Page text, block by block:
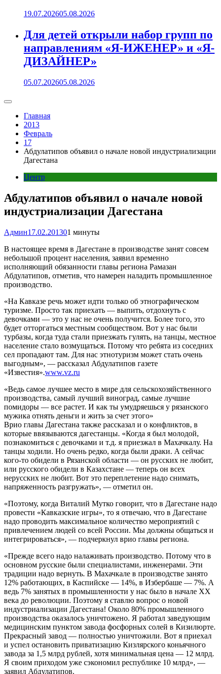
19.07.202605.08.2026
Для детей открыли набор групп по
направлениям «Я-ИЖЕНЕР» и «Я-
ДИЗАЙНЕР»
05.07.202605.08.2026
Главная
2013
Февраль
17
Абдулатипов объявил о начале новой индустриализации
Дагестана
Центр
Абдулатипов объявил о начале новой
индустриализации Дагестана
Админ17.02.201301 минуты
В настоящее время в Дагестане в производстве занят совсем
небольшой процент населения, заявил временно
исполняющий обязанности главы региона Рамазан
Абдулатипов, отметив, что намерен наладить промышленное
производство.
«На Кавказе речь может идти только об этнографическом
туризме. Просто так приехать — выпить, отдохнуть с
девочками — это у нас не очень получится. Более того, это
будет отторгаться местным сообществом. Вот у нас были
турбазы, когда туда стали приезжать гулять, на танцы, местное
население стало возмущаться. Потому что ребята из соседних
сел пропадают там. Для нас этнотуризм может стать очень
выгодным», — рассказал Абдулатипов газете
«Известия».www.vz.ru
«Ведь самое лучшее место в мире для сельскохозяйственного
производства, самый лучший виноград, самые лучшие
помидоры — все растет. И как ты умудряешься у рязанского
мужика отнять деньги и жить за счет этого»
Врио главы Дагестана также рассказал и о конфликтов, в
которые ввязываются дагестанцы. «Когда я был молодой,
познакомиться с девочками и т.д. я приезжал в Махачкалу. На
танцы ходили. Но очень редко, когда были драки. А сейчас
кого-то обидели в Рязанской области — он русских не любит,
или русского обидели в Казахстане — теперь он всех
нерусских не любит. Вот это переплетение надо снимать,
напряженность разгружать», — отметил он.
«Поэтому, когда Виталий Мутко говорит, что в Дагестане надо
провести «Кавказские игры», то я отвечаю, что в Дагестане
надо проводить максимальное количество мероприятий с
привлечением людей со всей России. Мы должны общаться и
интегрироваться», — подчеркнул врио главы региона.
«Прежде всего надо налаживать производство. Потому что в
основном русские были специалистами, инженерами. Эти
традиции надо вернуть. В Махачкале в производстве занято
12% работающих, в Каспийске — 14%, в Избербаше — 7%. А
ведь 7% занятых в промышленности у нас было в начале XX
века до революции. Поэтому я ставлю вопрос о новой
индустриализации Дагестана! Около 80% промышленного
производства оказалось уничтожено. Я работал заведующим
медицинским пунктом завода фосфорных солей в Кизилюрте.
Прекрасный завод — полностью уничтожили. Вот я приехал
и успел остановить приватизацию Кизлярского коньячного
завода за 1,5 млрд рублей, хотя минимальная цена — 12 млрд.
Я своим приходом уже сэкономил республике 10 млрд», —
заявил Абдулатипов.